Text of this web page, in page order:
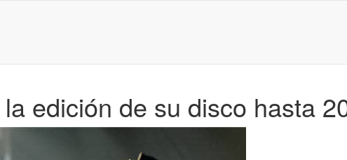
edición de su disco hasta